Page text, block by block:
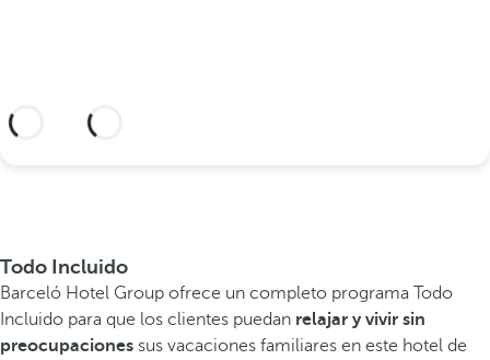
Todo Incluido
Barceló Hotel Group ofrece un completo programa Todo
Incluido para que los clientes puedan relajar y vivir sin
preocupaciones sus vacaciones familiares en este hotel de